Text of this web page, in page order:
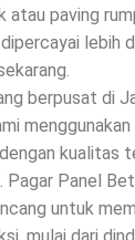
atau paving
lebih
berpusat di
kualitas
Pagar Panel
untuk